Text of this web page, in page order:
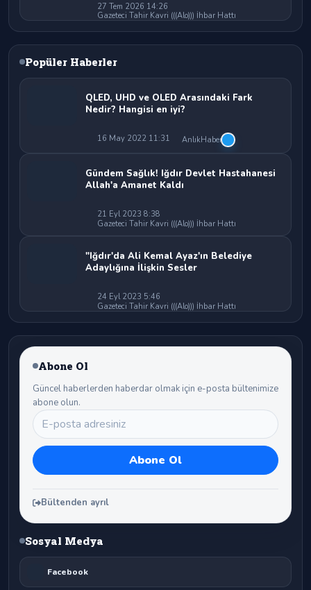
27 Tem 2026 14:26
Gazeteci Tahir Kavri (((Alo))) İhbar Hattı
Popüler Haberler
QLED, UHD ve OLED Arasındaki Fark
Nedir? Hangisi en iyi?
16 May 2022 11:31 AnlıkHaber
Gündem Sağlık! Iğdır Devlet Hastahanesi
Allah'a Amanet Kaldı
21 Eyl 2023 8:38
Gazeteci Tahir Kavri (((Alo))) İhbar Hattı
"Iğdır'da Ali Kemal Ayaz'ın Belediye
Adaylığına İlişkin Sesler
24 Eyl 2023 5:46
Gazeteci Tahir Kavri (((Alo))) İhbar Hattı
Abone Ol
Güncel haberlerden haberdar olmak için e-posta bültenimize
abone olun.
Bültenden ayrıl
Sosyal Medya
Facebook